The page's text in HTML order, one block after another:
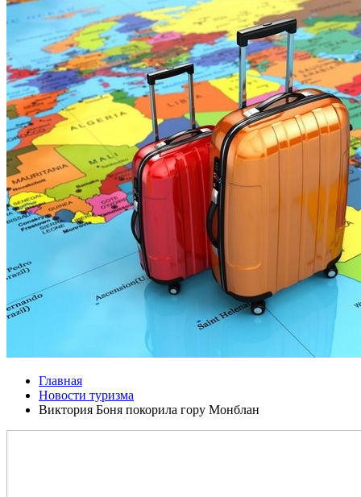
Главная
Новости туризма
Виктория Боня покорила гору Монблан